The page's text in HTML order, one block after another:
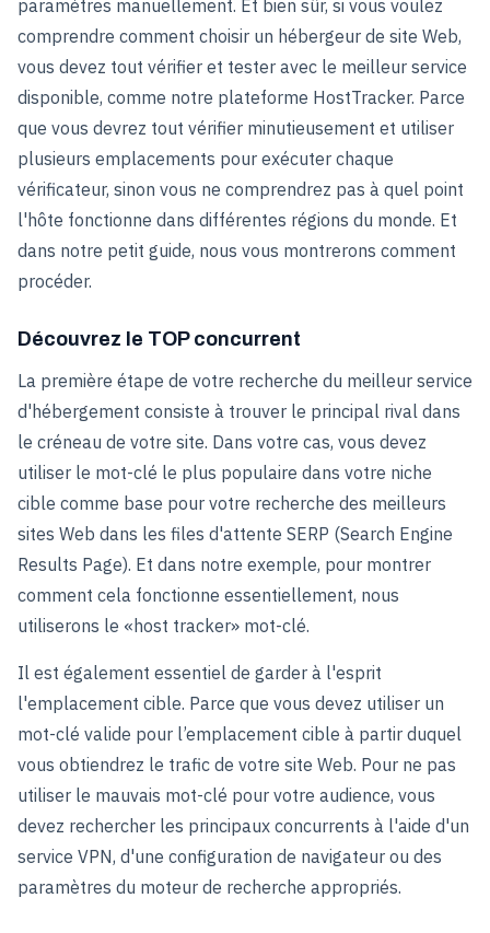
paramètres manuellement. Et bien sûr, si vous voulez
comprendre comment choisir un hébergeur de site Web,
vous devez tout vérifier et tester avec le meilleur service
disponible, comme notre plateforme HostTracker. Parce
que vous devrez tout vérifier minutieusement et utiliser
plusieurs emplacements pour exécuter chaque
vérificateur, sinon vous ne comprendrez pas à quel point
l'hôte fonctionne dans différentes régions du monde. Et
dans notre petit guide, nous vous montrerons comment
procéder.
Découvrez le TOP concurrent
La première étape de votre recherche du meilleur service
d'hébergement consiste à trouver le principal rival dans
le créneau de votre site. Dans votre cas, vous devez
utiliser le mot-clé le plus populaire dans votre niche
cible comme base pour votre recherche des meilleurs
sites Web dans les files d'attente SERP (Search Engine
Results Page). Et dans notre exemple, pour montrer
comment cela fonctionne essentiellement, nous
utiliserons le «host tracker» mot-clé.
Il est également essentiel de garder à l'esprit
l'emplacement cible. Parce que vous devez utiliser un
mot-clé valide pour l’emplacement cible à partir duquel
vous obtiendrez le trafic de votre site Web. Pour ne pas
utiliser le mauvais mot-clé pour votre audience, vous
devez rechercher les principaux concurrents à l'aide d'un
service VPN, d'une configuration de navigateur ou des
paramètres du moteur de recherche appropriés.